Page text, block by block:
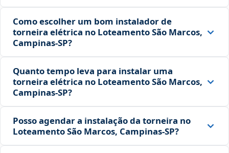
Como escolher um bom instalador de
torneira elétrica no Loteamento São Marcos,
Campinas‑SP?
Quanto tempo leva para instalar uma
torneira elétrica no Loteamento São Marcos,
Campinas‑SP?
Posso agendar a instalação da torneira no
Loteamento São Marcos, Campinas‑SP?